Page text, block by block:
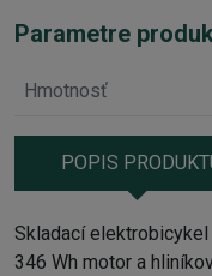
Parametre
Hmotnosť
POPIS
Skladací elektrobicykel
346 Wh motor a